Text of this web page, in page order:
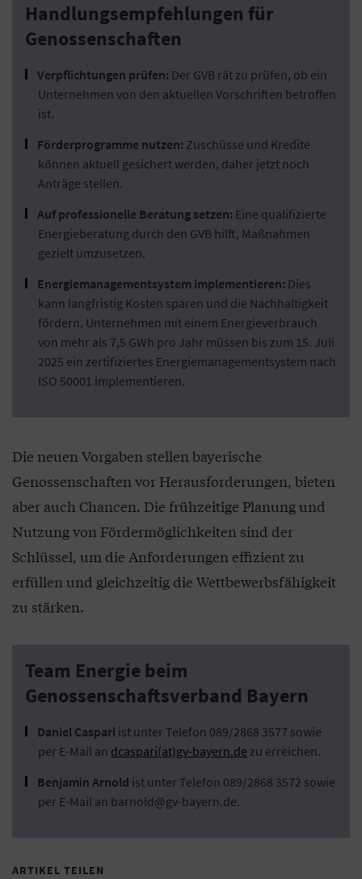
Handlungsempfehlungen für
Genossenschaften
Verpflichtungen prüfen: Der GVB rät zu prüfen, ob ein
Unternehmen von den aktuellen Vorschriften betroffen
ist.
Förderprogramme nutzen: Zuschüsse und Kredite
können aktuell gesichert werden, daher jetzt noch
Anträge stellen.
Auf professionelle Beratung setzen: Eine qualifizierte
Energieberatung durch den GVB hilft, Maßnahmen
gezielt umzusetzen.
Energiemanagementsystem implementieren: Dies
kann langfristig Kosten sparen und die Nachhaltigkeit
fördern. Unternehmen mit einem Energieverbrauch
von mehr als 7,5 GWh pro Jahr müssen bis zum 15. Juli
2025 ein zertifiziertes Energiemanagementsystem nach
ISO 50001 implementieren.
Die neuen Vorgaben stellen bayerische
Genossenschaften vor Herausforderungen, bieten
aber auch Chancen. Die frühzeitige Planung und
Nutzung von Fördermöglichkeiten sind der
Schlüssel, um die Anforderungen effizient zu
erfüllen und gleichzeitig die Wettbewerbsfähigkeit
zu stärken.
Team Energie beim
Genossenschaftsverband Bayern
Daniel Caspari ist unter Telefon 089/2868 3577 sowie
per E-Mail an dcaspari(at)gv-bayern.de zu erreichen.
Benjamin Arnold ist unter Telefon 089/2868 3572 sowie
per E-Mail an barnold@gv-bayern.de.
ARTIKEL TEILEN